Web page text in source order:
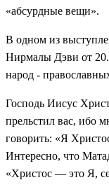
«абсурдные вещи».
В одном из
Нирмалы Дэви от
народ -
Господь Иисус
прельстил вас, ибо
говорить: «Я
Интересно, что
«Христос — это Я,